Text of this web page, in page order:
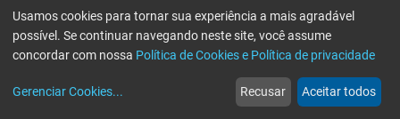
web
Notícias
more_horiz
Mais
Usamos cookies para tornar sua experiência a mais agradável
possível. Se continuar navegando neste site, você assume
concordar com nossa Política de Cookies e Política de privacidade
Gerenciar Cookies... Recusar Aceitar todos
Erro ao enviar informações, por favor tente novamente